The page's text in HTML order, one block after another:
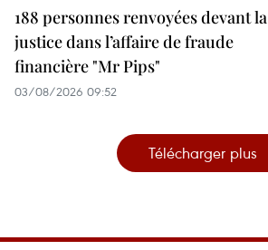
188 personnes renvoyées devant la
justice dans l’affaire de fraude
financière "Mr Pips"
03/08/2026 09:52
Télécharger plus